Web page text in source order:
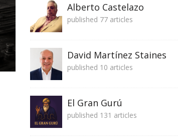
Alberto Castelazo
published 77 articles
David Martínez Staines
published 10 articles
El Gran Gurú
published 131 articles